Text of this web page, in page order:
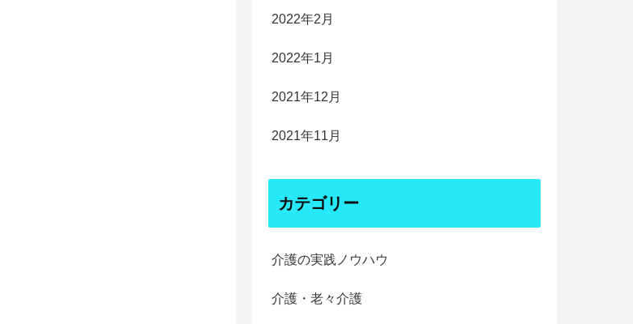
2022年2月
2022年1月
2021年12月
2021年11月
カテゴリー
介護の実践ノウハウ
介護・老々介護